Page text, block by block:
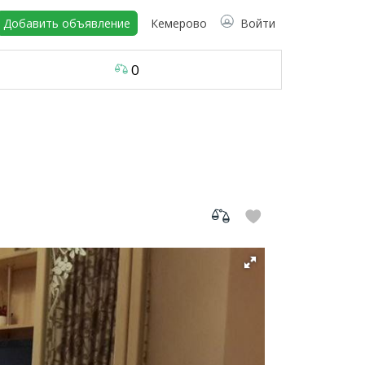
Добавить объявление Кемерово Войти
0